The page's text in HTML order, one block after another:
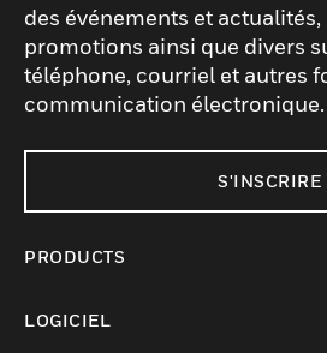
des événements et
promotions ainsi que divers
téléphone, courriel et autres
communication électronique.
S'INSCRIRE
PRODUCTS
LOGICIEL